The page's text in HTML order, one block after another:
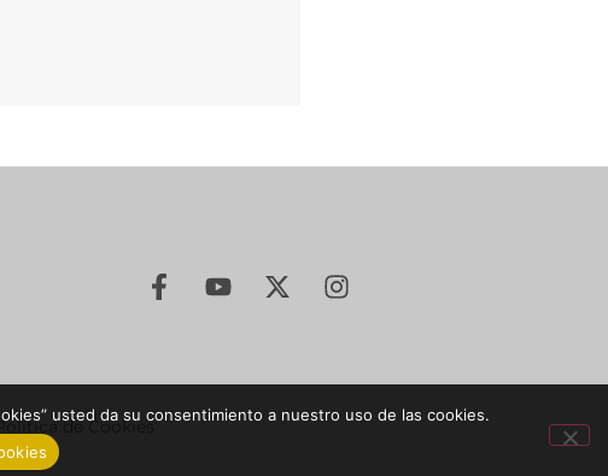
de Cookies
usted da su consentimiento a nuestro uso de las cookies.